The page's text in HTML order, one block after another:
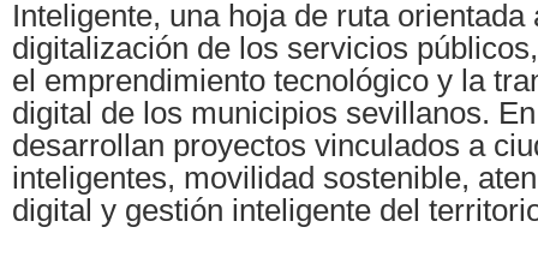
Inteligente, una hoja de ruta orientada
digitalización de los servicios
el emprendimiento tecnológico y la
digital de los municipios sevillanos.
desarrollan proyectos vinculados a
inteligentes, movilidad sostenible,
digital y gestión inteligente del